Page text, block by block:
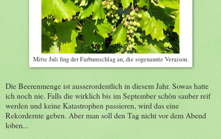
Mitte Juli fing der Farbumschlag an, die sogenannte Veraison.
Die Beerenmenge ist ausserordentlich in diesem Jahr. Sowas hatte
ich noch nie. Falls die wirklich bis im September schön sauber reif
werden und keine Katastrophen passieren, wird das eine
Rekordernte geben. Aber man soll den Tag nicht vor dem Abend
loben...